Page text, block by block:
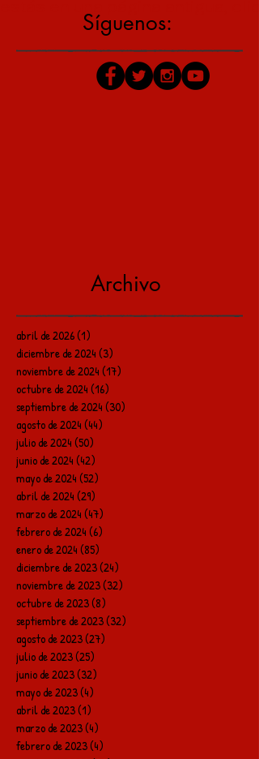
Síguenos:
Archivo
abril de 2026(1)
diciembre de 2024(3)
noviembre de 2024(17)
octubre de 2024(16)
septiembre de 2024(30)
agosto de 2024(44)
julio de 2024(50)
junio de 2024(42)
mayo de 2024(52)
abril de 2024(29)
marzo de 2024(47)
febrero de 2024(6)
enero de 2024(85)
diciembre de 2023(24)
noviembre de 2023(32)
octubre de 2023(8)
septiembre de 2023(32)
agosto de 2023(27)
julio de 2023(25)
junio de 2023(32)
mayo de 2023(4)
abril de 2023(1)
marzo de 2023(4)
febrero de 2023(4)